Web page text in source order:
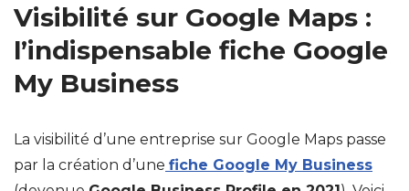
Visibilité sur Google Maps :
l’indispensable fiche Google
My Business
La visibilité d’une entreprise sur Google Maps passe
par la création d’une fiche Google My Business